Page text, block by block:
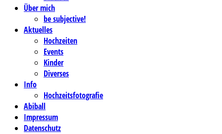
Über mich
be subjective!
Aktuelles
Hochzeiten
Events
Kinder
Diverses
Info
Hochzeitsfotografie
Abiball
Impressum
Datenschutz